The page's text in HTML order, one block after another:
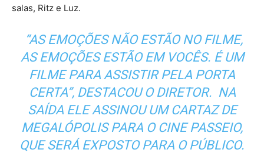
salas, Ritz e Luz.
“AS EMOÇÕES NÃO ESTÃO NO FILME,
AS EMOÇÕES ESTÃO EM VOCÊS. É UM
FILME PARA ASSISTIR PELA PORTA
CERTA”, DESTACOU O DIRETOR. NA
SAÍDA ELE ASSINOU UM CARTAZ DE
MEGALÓPOLIS PARA O CINE PASSEIO,
QUE SERÁ EXPOSTO PARA O PÚBLICO.